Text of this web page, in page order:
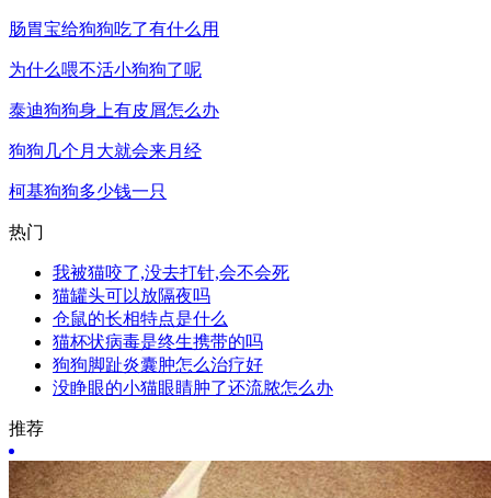
肠胃宝给狗狗吃了有什么用
为什么喂不活小狗狗了呢
泰迪狗狗身上有皮屑怎么办
狗狗几个月大就会来月经
柯基狗狗多少钱一只
热门
我被猫咬了,没去打针,会不会死
猫罐头可以放隔夜吗
仓鼠的长相特点是什么
猫杯状病毒是终生携带的吗
狗狗脚趾炎囊肿怎么治疗好
没睁眼的小猫眼睛肿了还流脓怎么办
推荐